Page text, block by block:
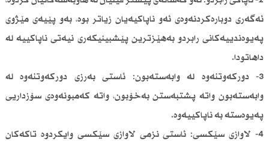
ئەگەری دوبارەكردنەوەی ئەو ناپاكیەیان زیاتر بوە، بەو پێیەی مێژوی
پەیوەندییەكانی رابردو بەهێزترین پێشبینیكەری نیەتی ناپاكییە لە
داهاتودا.
3- دوركەوتنەوە لە وابەستەبون: ئاستی بەرزی دوركەوتنەوە لە
وابەستەبون واتە پشتبەستن بەخۆبون، واتە كەمبونەوەی سۆزداریی
پەیوەستە بە ناپاكییەوە.
4- لاوازی سێكسی: ئاستی نزمی لاوازی سێكسی وایكردوە تاكەكان